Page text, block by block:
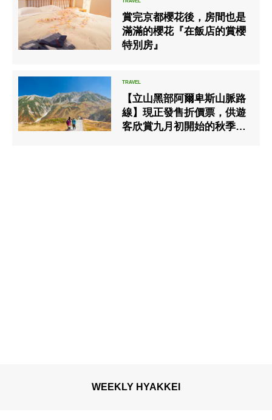
賞完京都櫻花後，房間也是
滿滿的櫻花『在飯店的賞櫻
特別房』
【立山黑部阿爾卑斯山脈路
線】現正發售折價票，供遊
客欣賞九月初開始的秋季落
WEEKLY HYAKKEI